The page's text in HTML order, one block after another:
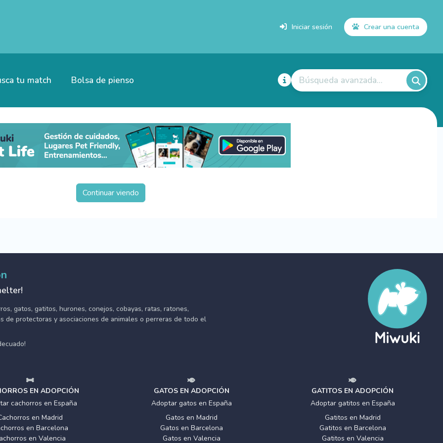
Iniciar sesión Crear una cuenta
tu match Bolsa de pienso Búsqueda avanzada...
Continuar viendo
gatos, gatitos, hurones, conejos, cobayas, ratas, ratones,
de protectoras y asociaciones de animales o perreras de todo el
EN ADOPCIÓN
cachorros en España
en Madrid
en Barcelona
en Valencia
GATOS EN ADOPCIÓN
Adoptar gatos en España
Gatos en Madrid
Gatos en Barcelona
Gatos en Valencia
GATITOS EN ADOPCIÓN
Adoptar gatitos en España
Gatitos en Madrid
Gatitos en Barcelona
Gatitos en Valencia